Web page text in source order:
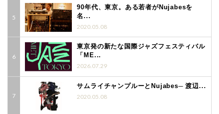
90年代、東京。ある若者がNujabesを
名...
2020.05.08
東京発の新たな国際ジャズフェスティバル
「ME...
2026.07.29
サムライチャンプルーとNujabes─ 渡辺...
2020.05.08